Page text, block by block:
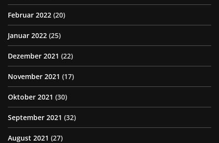
Februar 2022 (20)
Januar 2022 (25)
Dezember 2021 (22)
November 2021 (17)
Oktober 2021 (30)
September 2021 (32)
August 2021 (27)